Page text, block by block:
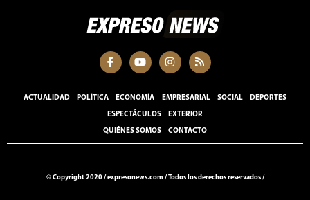
ACTUALIDAD POLÍTICA ECONOMÍA EMPRESARIAL SOCIAL DEPORTES
ESPECTÁCULOS EXTERIOR
QUIÉNES SOMOS CONTACTO
© Copyright 2020 /expresonews.com /Todos los derechos reservados /